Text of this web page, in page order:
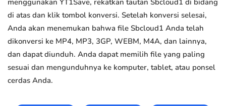
menggunakan YT1Save, rekatkan tautan Sbcloud1 di bidang
di atas dan klik tombol konversi. Setelah konversi selesai,
Anda akan menemukan bahwa file Sbcloud1 Anda telah
dikonversi ke MP4, MP3, 3GP, WEBM, M4A, dan lainnya,
dan dapat diunduh. Anda dapat memilih file yang paling
sesuai dan mengunduhnya ke komputer, tablet, atau ponsel
cerdas Anda.